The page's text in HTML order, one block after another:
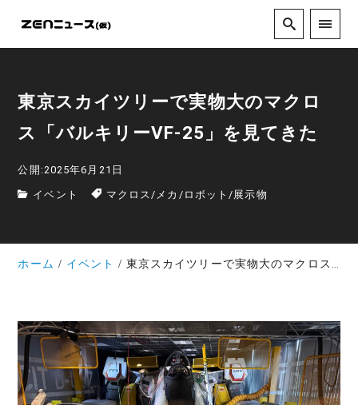
東京スカイツリーで実物大のマクロ
ス「バルキリーVF-25」を見てきた
公開:2025年6月21日
イベント マクロス / メカ / ロボット / 展示物
ホーム イベント 東京スカイツリーで実物大のマクロス「バルキリーVF-25」を見てきた